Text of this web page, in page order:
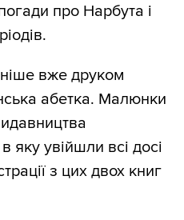
про Нарбута і
вже друком
абетка. Малюнки
увійшли всі досі
з цих двох книг